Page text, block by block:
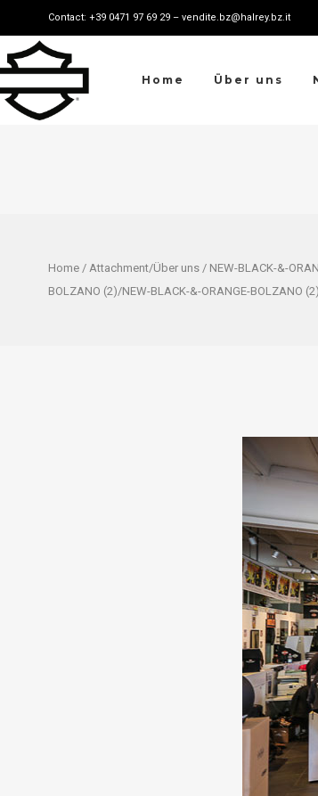
Contact: +39 0471 97 69 29 – vendite.bz@halrey.bz.it
Home Über uns
Home / Attachment/Über uns / NEW-BLACK-&-
BOLZANO (2)/NEW-BLACK-&-ORANGE-BOLZANO (2)